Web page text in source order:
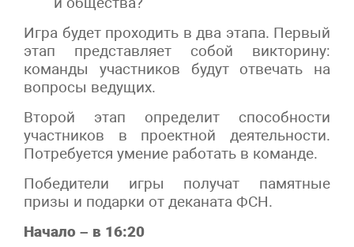
Игра будет проходить в два этапа. Первый
этап представляет собой викторину:
команды участников будут отвечать на
вопросы ведущих.
​Второй этап определит способности
участников в проектной деятельности.
Потребуется умение работать в команде.
Победители игры получат памятные
призы и подарки от деканата ФСН.
Начало – в 16:20